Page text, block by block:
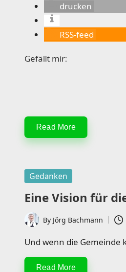
B
drucken
RSS-feed
Gefällt mir:
Read More
Posted
Gedanken
Eine Vision für
Posted
by
By Jörg Bachmann
Und wenn die Gemeinde
Read More